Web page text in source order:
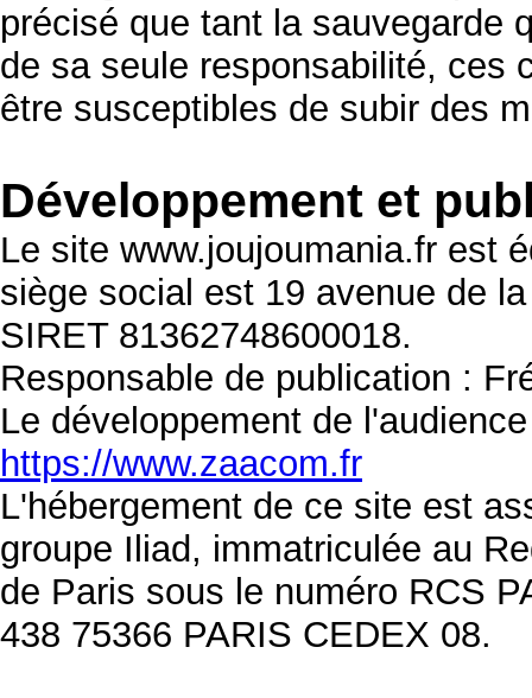
précisé que tant la sauvegarde
de sa seule responsabilité, ces
être susceptibles de subir des
Développement et
Le site www.joujoumania.fr est
siège social est 19 avenue de
SIRET 81362748600018.
Responsable de publication :
Le développement de
https://www.zaacom.fr
L'hébergement de ce site est
groupe Iliad, immatriculée au
de Paris sous le numéro RCS
438 75366 PARIS CEDEX 08.